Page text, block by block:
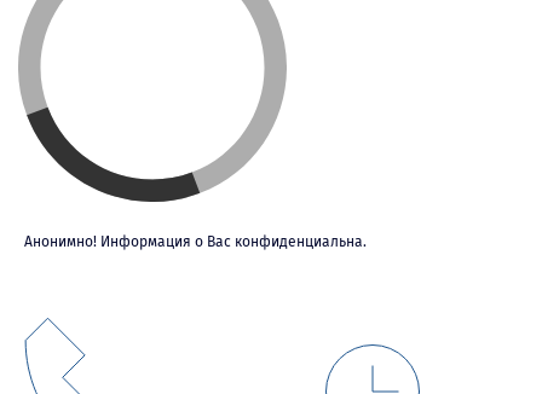
Анонимно! Информация о Вас конфиденциальна.